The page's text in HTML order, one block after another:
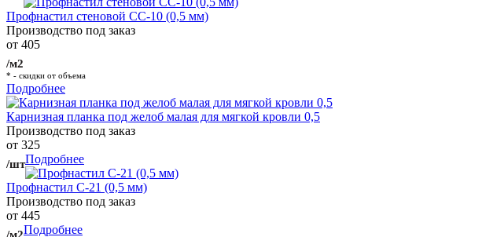
Профнастил стеновой СС-10 (0,5 мм)
Производство под заказ
от 405
/м2
* - скидки от объема
Подробнее
Карнизная планка под желоб малая для мягкой кровли 0,5
Производство под заказ
от 325
/штПодробнее
Профнастил С-21 (0,5 мм)
Производство под заказ
от 445
/м2Подробнее